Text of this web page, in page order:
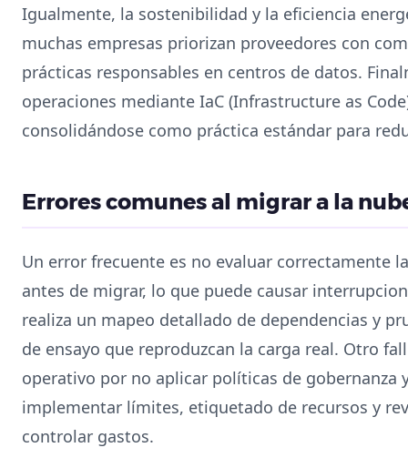
Igualmente, la sostenibilidad y la eficiencia
muchas empresas priorizan proveedores con
prácticas responsables en centros de datos.
operaciones mediante IaC (Infrastructure as
consolidándose como práctica estándar para
Errores comunes al migrar a la
Un error frecuente es no evaluar correctamente
antes de migrar, lo que puede causar
realiza un mapeo detallado de dependencias y
de ensayo que reproduzcan la carga real. Otro
operativo por no aplicar políticas de gobernanza
implementar límites, etiquetado de recursos y
controlar gastos.